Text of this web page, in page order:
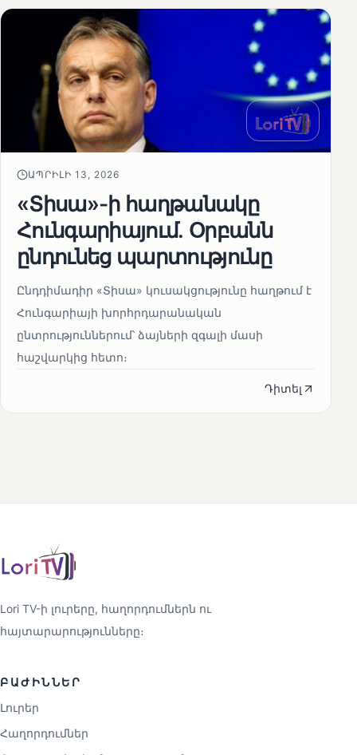
ԱՊՐԻԼԻ 13, 2026
«Տիսա»-ի հաղթանակը
Հունգարիայում․ Օրբանն
ընդունեց պարտությունը
Ընդդիմադիր «Տիսա» կուսակցությունը հաղթում է
Հունգարիայի խորհրդարանական
ընտրություններում՝ ձայների զգալի մասի
հաշվարկից հետո։
Դիտել
Lori TV-ի լուրերը, հաղորդումներն ու
հայտարարությունները։
ԲԱԺԻՆՆԵՐ
Լուրեր
Հաղորդումներ